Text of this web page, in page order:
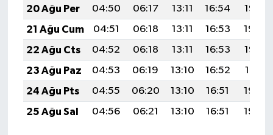
20 Ağu Per
04:50 06:17 13:11 16:54
19:55
21 Ağu Cum
04:51 06:18 13:11 16:53
19:54
22 Ağu Cts
04:52 06:18 13:11 16:53
19:53
23 Ağu Paz
04:53 06:19 13:10 16:52
19:51
24 Ağu Pts
04:55 06:20 13:10 16:51
19:50
25 Ağu Sal
04:56 06:21 13:10 16:51 19:49